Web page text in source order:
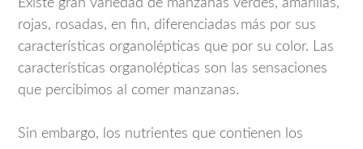
Existe gran variedad de manzanas verdes, amarillas,
rojas, rosadas, en fin, diferenciadas más por sus
características organolépticas que por su color. Las
características organolépticas son las sensaciones
que percibimos al comer manzanas.
Sin embargo, los nutrientes que contienen los